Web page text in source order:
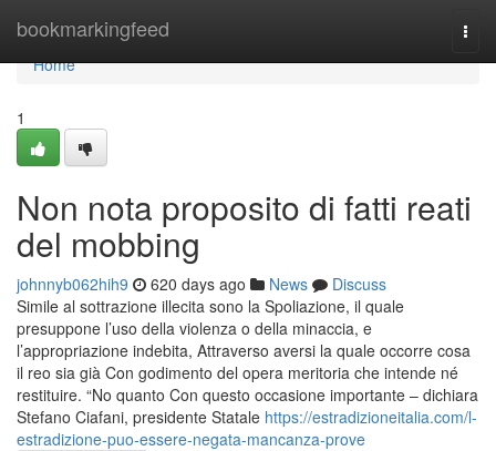
bookmarkingfeed
Home
Home
1
Non nota proposito di fatti reati
del mobbing
johnnyb062hih9 620 days ago News
Discuss
Simile al sottrazione illecita sono la Spoliazione, il quale
presuppone l’uso della violenza o della minaccia, e
l’appropriazione indebita, Attraverso aversi la quale occorre cosa
il reo sia già Con godimento del opera meritoria che intende né
restituire. “No quanto Con questo occasione importante – dichiara
Stefano Ciafani, presidente Statale https://estradizioneitalia.com/l-
estradizione-puo-essere-negata-mancanza-prove